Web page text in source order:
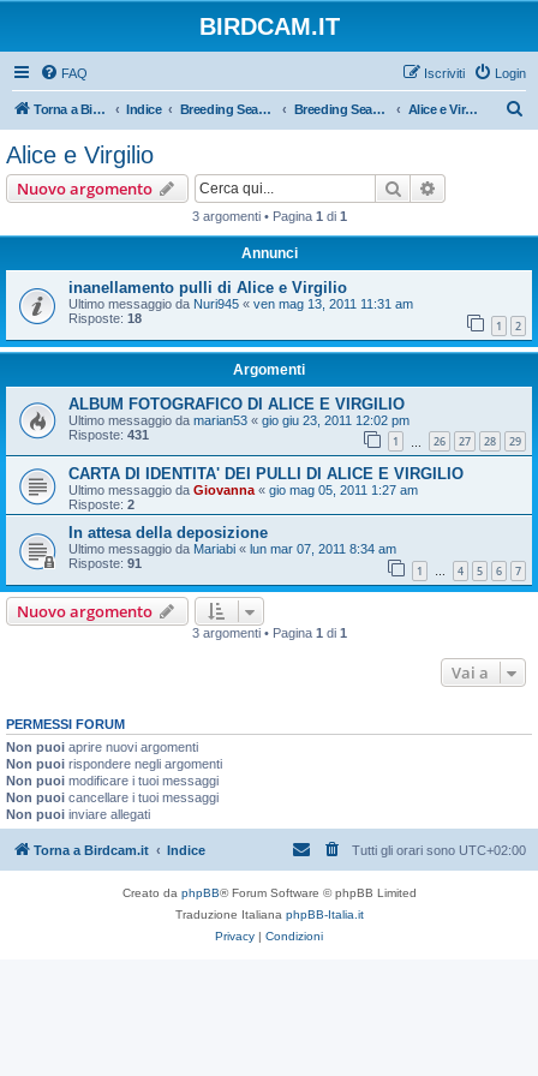
BIRDCAM.IT
FAQ Login
Iscriviti
Torna a Birdcam.it Indice Breeding Seasons 2011 Breeding Season 2011 Alice e Virgilio
Alice e Virgilio
Nuovo argomento Cerca
3 argomenti • Pagina 1 di 1
Annunci
inanellamento pulli di Alice e Virgilio
Ultimo messaggio da Nuri945 « ven mag 13, 2011 11:31 am
Risposte: 18 1 2
Argomenti
ALBUM FOTOGRAFICO DI ALICE E VIRGILIO
Ultimo messaggio da marian53 « gio giu 23, 2011 12:02 pm
Risposte: 431 1 26 27 28 29
CARTA DI IDENTITA' DEI PULLI DI ALICE E VIRGILIO
Ultimo messaggio da Giovanna « gio mag 05, 2011 1:27 am
Risposte: 2
In attesa della deposizione
Ultimo messaggio da Mariabi « lun mar 07, 2011 8:34 am
Risposte: 91 1 … 4 5 6 7
Nuovo argomento
3 argomenti • Pagina 1 di 1
Vai a
PERMESSI FORUM
Non puoi aprire nuovi argomenti
Non puoi rispondere negli argomenti
Non puoi modificare i tuoi messaggi
Non puoi cancellare i tuoi messaggi
Non puoi inviare allegati
Torna a Birdcam.it Indice Tutti gli orari sono UTC+02:00
Creato da phpBB® Forum Software © phpBB Limited
Traduzione Italiana phpBB-Italia.it
Privacy
Condizioni